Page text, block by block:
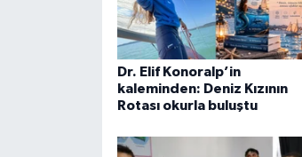
Dr. Elif Konoralp’in
kaleminden: Deniz Kızının
Rotası okurla buluştu